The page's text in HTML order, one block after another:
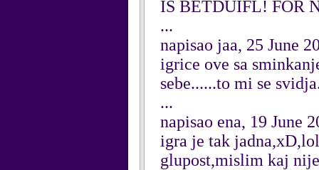
IS BETDUIFL! FOR
...
napisao jaa, 25 June
igrice ove sa
sebe......to mi se
...
napisao ena, 19 June
igra je tak
glupost,mislim kaj